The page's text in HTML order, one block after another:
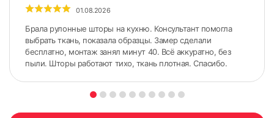
01.08.2026
Брала рулонные шторы на кухню. Консультант помогла
выбрать ткань, показала образцы. Замер сделали
бесплатно, монтаж занял минут 40. Всё аккуратно, без
пыли. Шторы работают тихо, ткань плотная. Спасибо.